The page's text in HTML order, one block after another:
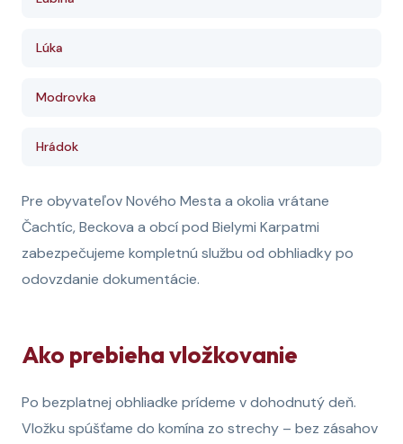
Lúka
Modrovka
Hrádok
Pre obyvateľov Nového Mesta a okolia vrátane
Čachtíc, Beckova a obcí pod Bielymi Karpatmi
zabezpečujeme kompletnú službu od obhliadky po
odovzdanie dokumentácie.
Ako prebieha vložkovanie
Po bezplatnej obhliadke prídeme v dohodnutý deň.
Vložku spúšťame do komína zo strechy – bez zásahov